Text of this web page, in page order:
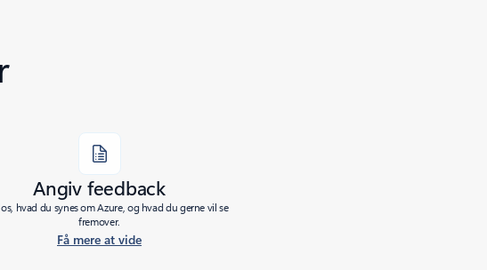
Angiv feedback
hvad du synes om Azure, og hvad du gerne vil se
fremover.
Få mere at vide